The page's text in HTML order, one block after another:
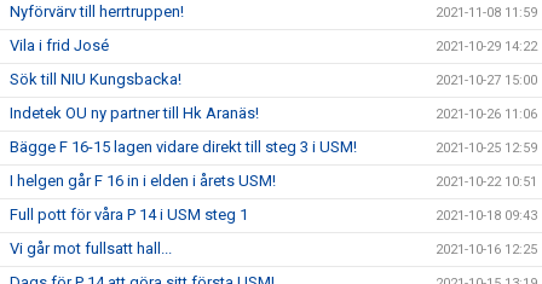
Nyförvärv till herrtruppen! 2021-11-08 11:59
Vila i frid José 2021-10-29 14:22
Sök till NIU Kungsbacka! 2021-10-27 15:00
Indetek OU ny partner till Hk Aranäs! 2021-10-26 11:06
Bägge F 16-15 lagen vidare direkt till steg 3 i USM! 2021-10-25 12:59
I helgen går F 16 in i elden i årets USM! 2021-10-22 10:51
Full pott för våra P 14 i USM steg 1 2021-10-18 09:43
Vi går mot fullsatt hall... 2021-10-16 12:25